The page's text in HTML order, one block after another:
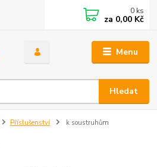
Menu
Hledat
0 ks
za 0,00 Kč
Příslušenství k soustruhům